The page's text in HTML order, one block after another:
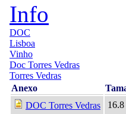
Info
DOC
Lisboa
Vinho
Doc Torres Vedras
Torres Vedras
Anexo
DOC Torres Vedras